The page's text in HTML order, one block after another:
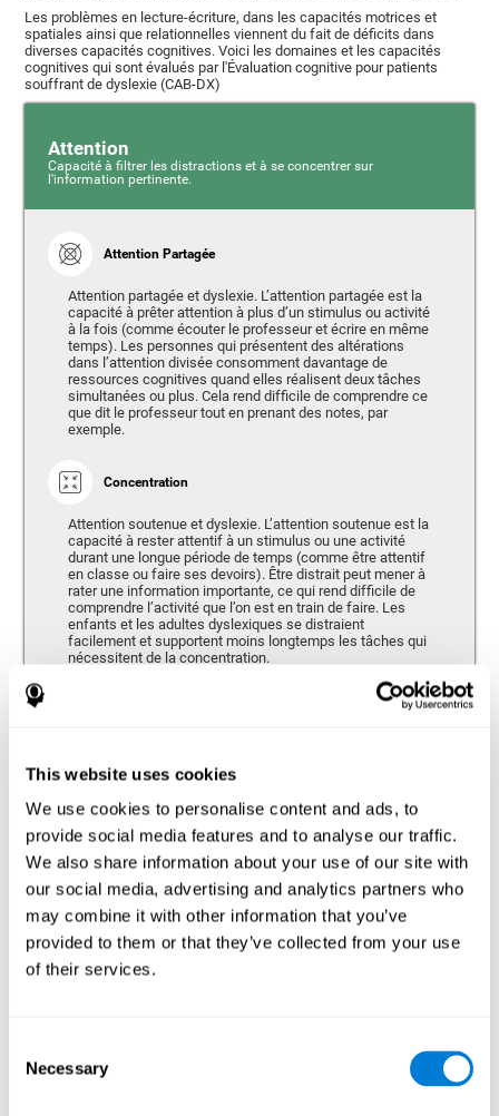
This website uses cookies
We use cookies to personalise content and ads, to
provide social media features and to analyse our traffic.
We also share information about your use of our site with
our social media, advertising and analytics partners who
may combine it with other information that you’ve
provided to them or that they’ve collected from your use
of their services.
Selection
Necessary
Les problèmes en lecture-écriture, dans les capacités motrices et
spatiales ainsi que relationnelles viennent du fait de déficits dans
diverses capacités cognitives. Voici les domaines et les capacités
cognitives qui sont évalués par l'Évaluation cognitive pour patients
souffrant de dyslexie (CAB-DX)
Attention
Capacité à filtrer les distractions et à se concentrer sur
l'information pertinente.
Attention Partagée
Attention partagée et dyslexie. L’attention partagée est la
capacité à prêter attention à plus d’un stimulus ou activité
à la fois (comme écouter le professeur et écrire en même
temps). Les personnes qui présentent des altérations
dans l’attention divisée consomment davantage de
ressources cognitives quand elles réalisent deux tâches
simultanées ou plus. Cela rend difficile de comprendre ce
que dit le professeur tout en prenant des notes, par
exemple.
Concentration
Attention soutenue et dyslexie. L’attention soutenue est la
capacité à rester attentif à un stimulus ou une activité
durant une longue période de temps (comme être attentif
en classe ou faire ses devoirs). Être distrait peut mener à
rater une information importante, ce qui rend difficile de
comprendre l’activité que l’on est en train de faire. Les
enfants et les adultes dyslexiques se distraient
facilement et supportent moins longtemps les tâches qui
nécessitent de la concentration.
Mémoire
Capacité de retenir ou manipuler de nouvelles informations et de
Mémoire à Court-terme
Mémoire à court terme et dyslexie. Cette capacité
dyslexiques. La mémoire à court terme est la capacité de
maintenir une petite quantité d’information durant une
courte période de temps, comme lorsque nous retenons
l’information qui arrive à notre ouïe.